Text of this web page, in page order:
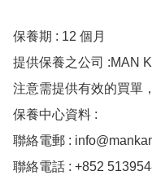
保養期 : 12 個月
提供保養之公司 :MAN
注意需提供有效的買單
保養中心資料 :
聯絡電郵 :
聯絡電話 : +852